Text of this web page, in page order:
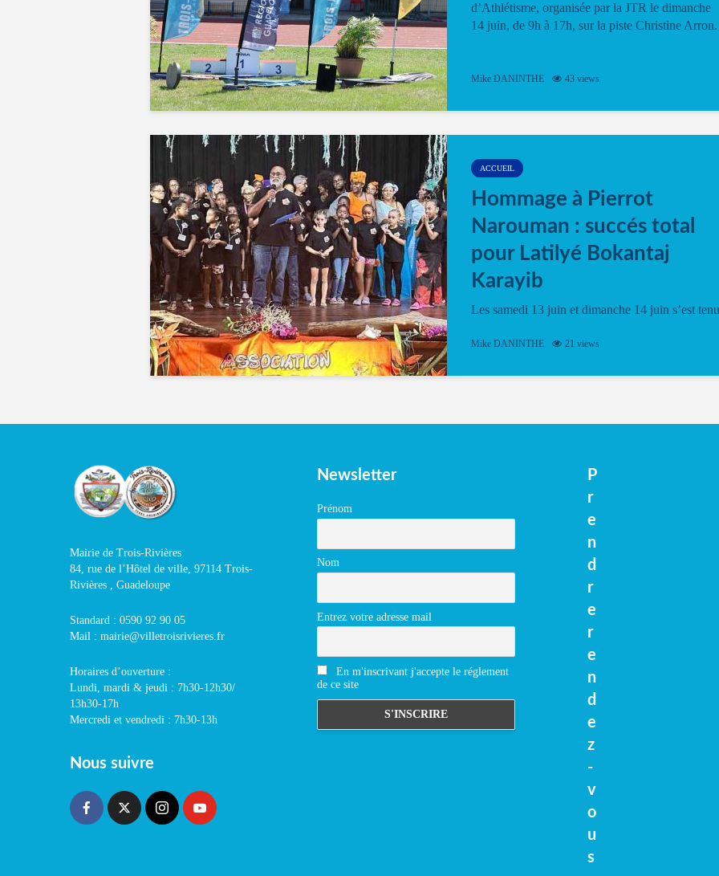
d’Athlétisme, organisée par la JTR le dimanche
14 juin, de 9h à 17h, sur la piste Christine Arron.
Mike DANINTHE 43 views
ACCUEIL
Hommage à Pierrot
Narouman : succés total
pour Latilyé Bokantaj
Karayib
Les samedi 13 juin et dimanche 14 juin s’est tenu
vibrant à Pierrot Narouman, organisé par
spectacle de fin d’année, présenté à la salle...
Mike DANINTHE 21 views
Mairie de Trois-Rivières
84, rue de l’Hôtel de ville, 97114 Trois-
Rivières , Guadeloupe
Standard : 0590 92 90 05
Mail : mairie@villetroisrivieres.fr
Horaires d’ouverture :
Lundi, mardi & jeudi : 7h30-12h30/
13h30-17h
Mercredi et vendredi : 7h30-13h
Nous suivre
Newsletter
Prénom
Nom
Entrez votre adresse mail
En m'inscrivant j'accepte le réglement
de ce site
P
r
e
n
d
r
e
r
e
n
d
e
z
-
v
o
u
s